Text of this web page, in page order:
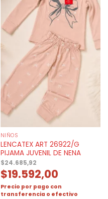
NIÑOS
LENCATEX ART 26922/G
PIJAMA JUVENIL DE NENA
$24.685,92
$19.592,00
Precio por pago con
transferencia o efectivo